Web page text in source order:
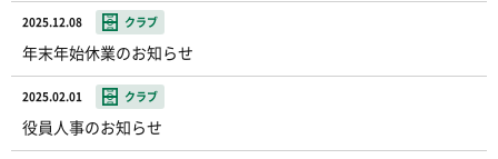
2025.12.08 クラブ
年末年始休業のお知らせ
2025.02.01 クラブ
役員人事のお知らせ